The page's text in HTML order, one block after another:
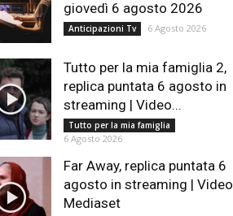
giovedì 6 agosto 2026
Anticipazioni Tv 6 Agosto 2026
Tutto per la mia famiglia 2,
replica puntata 6 agosto in
streaming | Video...
Tutto per la mia famiglia
6 Agosto 2026
Far Away, replica puntata 6
agosto in streaming | Video
Mediaset